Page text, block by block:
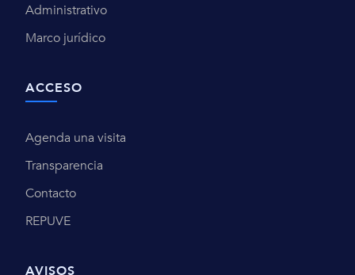
Administrativo
Marco jurídico
ACCESO
Agenda una visita
Transparencia
Contacto
REPUVE
AVISOS